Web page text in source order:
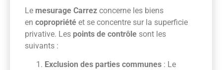
Le mesurage Carrez concerne les biens
en copropriété et se concentre sur la superficie
privative. Les points de contrôle sont les
suivants :
Exclusion des parties communes : Le